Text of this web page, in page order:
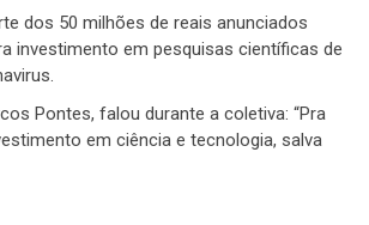
dos 50 milhões de reais anunciados
investimento em pesquisas científicas de
Pontes, falou durante a coletiva: “Pra
em ciência e tecnologia, salva